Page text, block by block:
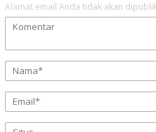
Alamat email Anda tidak akan